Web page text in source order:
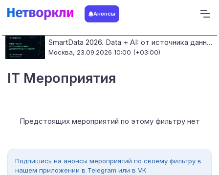
Анонсы
SmartData 2026. Data + AI: от источника данных до работающих моделей
Москва, 23.09.2026 10:00 (+03:00)
IT Мероприятия
Предстоящих мероприятий по этому фильтру нет
Подпишись на анонсы мероприятий по своему фильтру в
нашем приложении в Telegram или в VK